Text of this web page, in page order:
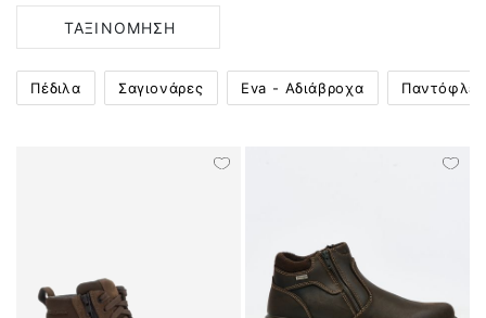
ΤΑΞΙΝΟΜΗΣΗ
ΚΑΤΑ
Πέδιλα Σαγιονάρες Eva - Αδιάβροχα Παντόφλες